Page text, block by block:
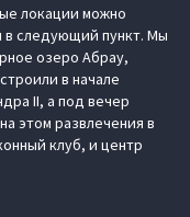
локации можно
в следующий пункт. Мы
озеро Абрау,
в начале
II, а под вечер
этом развлечения в
клуб, и центр